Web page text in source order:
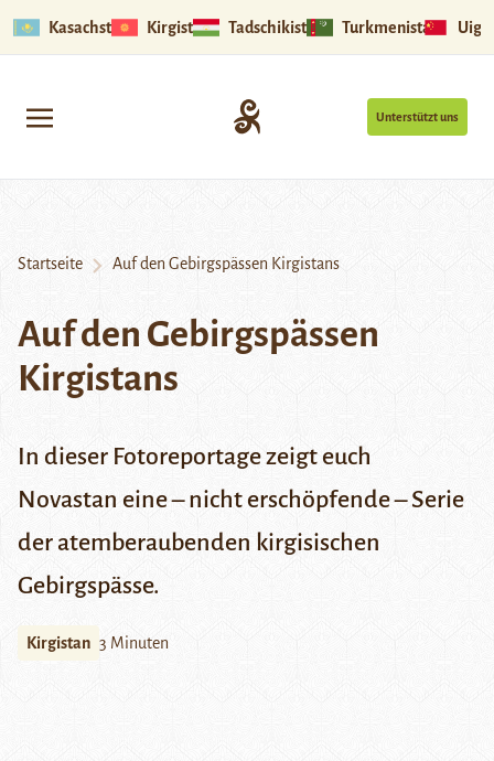
Kasachstan Kirgistan Tadschikistan Turkmenistan
Unterstützt uns
Startseite Auf den Gebirgspässen Kirgistans
Auf den Gebirgspässen
Kirgistans
In dieser Fotoreportage zeigt euch
Novastan eine – nicht erschöpfende – Serie
der atemberaubenden kirgisischen
Gebirgspässe.
Kirgistan 3 Minuten